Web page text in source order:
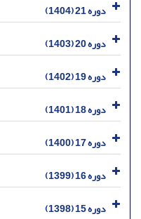
دوره 21 (1404)
دوره 20 (1403)
دوره 19 (1402)
دوره 18 (1401)
دوره 17 (1400)
دوره 16 (1399)
دوره 15 (1398)